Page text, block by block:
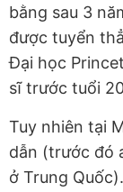
bằng sau 3
được tuyển
Đại học
sĩ trước tuổi
Tuy nhiên tại
dẫn (trước đó
ở Trung